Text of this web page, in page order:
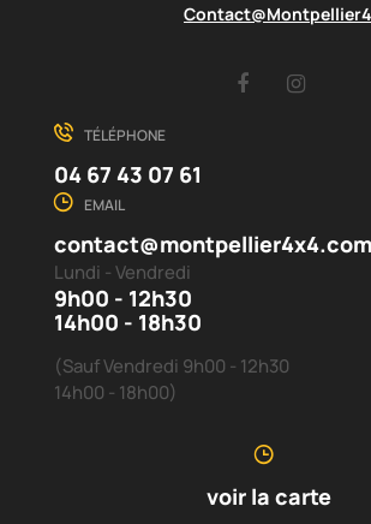
Facebook
TÉLÉPHONE
04 67 43 07 61
EMAIL
contact@montpellier4x4.com
Lundi - Vendredi
9h00 - 12h30
14h00 - 18h30
(Sauf Vendredi 9h00 - 12h30
14h00 - 18h00)
voir la carte